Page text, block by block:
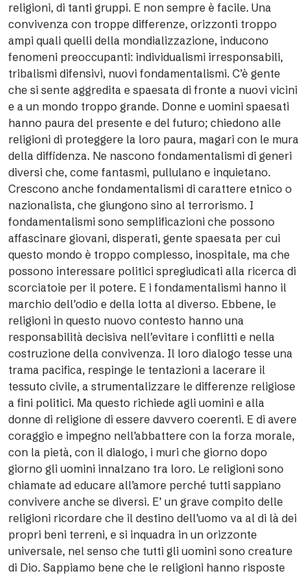
religioni, di tanti gruppi. E non sempre è facile. Una
convivenza con troppe differenze, orizzonti troppo
ampi quali quelli della mondializzazione, inducono
fenomeni preoccupanti: individualismi irresponsabili,
tribalismi difensivi, nuovi fondamentalismi. C’è gente
che si sente aggredita e spaesata di fronte a nuovi vicini
e a un mondo troppo grande. Donne e uomini spaesati
hanno paura del presente e del futuro; chiedono alle
religioni di proteggere la loro paura, magari con le mura
della diffidenza. Ne nascono fondamentalismi di generi
diversi che, come fantasmi, pullulano e inquietano.
Crescono anche fondamentalismi di carattere etnico o
nazionalista, che giungono sino al terrorismo. I
fondamentalismi sono semplificazioni che possono
affascinare giovani, disperati, gente spaesata per cui
questo mondo è troppo complesso, inospitale, ma che
possono interessare politici spregiudicati alla ricerca di
scorciatoie per il potere. E i fondamentalismi hanno il
marchio dell’odio e della lotta al diverso. Ebbene, le
religioni in questo nuovo contesto hanno una
responsabilità decisiva nell’evitare i conflitti e nella
costruzione della convivenza. Il loro dialogo tesse una
trama pacifica, respinge le tentazioni a lacerare il
tessuto civile, a strumentalizzare le differenze religiose
a fini politici. Ma questo richiede agli uomini e alla
donne di religione di essere davvero coerenti. E di avere
coraggio e impegno nell’abbattere con la forza morale,
con la pietà, con il dialogo, i muri che giorno dopo
giorno gli uomini innalzano tra loro. Le religioni sono
chiamate ad educare all’amore perché tutti sappiano
convivere anche se diversi. E’ un grave compito delle
religioni ricordare che il destino dell’uomo va al di là dei
propri beni terreni, e si inquadra in un orizzonte
universale, nel senso che tutti gli uomini sono creature
di Dio. Sappiamo bene che le religioni hanno risposte